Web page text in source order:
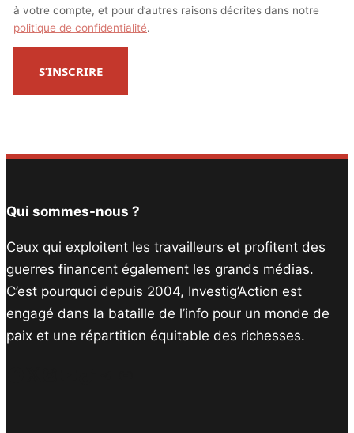
à votre compte, et pour d’autres raisons décrites dans notre
politique de confidentialité.
S’INSCRIRE
Qui sommes-nous ?
Ceux qui exploitent les travailleurs et profitent des
guerres financent également les grands médias.
C’est pourquoi depuis 2004, Investig’Action est
engagé dans la bataille de l’info pour un monde de
paix et une répartition équitable des richesses.